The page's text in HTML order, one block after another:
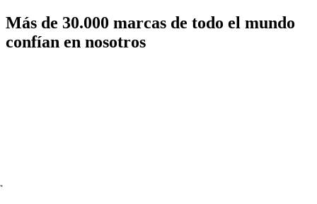
Más de 30.000 marcas de todo el mundo
confían en nosotros